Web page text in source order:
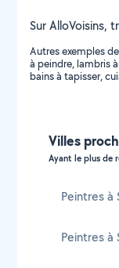
Sur AlloVoisins,
Autres exemples
à peindre, lambris
bains à tapisser,
Villes
Ayant le plus de
Peintres à
Peintres à